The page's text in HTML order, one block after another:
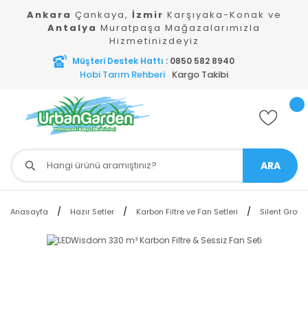
Ankara Çankaya, İzmir Karşıyaka-Konak ve
Antalya Muratpaşa Mağazalarımızla
Hizmetinizdeyiz
Müşteri Destek Hattı : 0850 582 8940
Hobi Tarım Rehberi Kargo Takibi
ARA
Anasayfa Hazır Setler Karbon Filtre ve Fan Setleri Silent Grow